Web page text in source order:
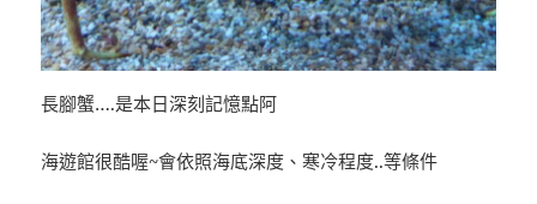
長腳蟹….是本日深刻記憶點阿
海遊館很酷喔~會依照海底深度、寒冷程度..等條件